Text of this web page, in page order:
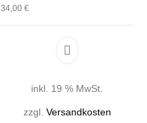
34,00 €
inkl. 19 % MwSt.
zzgl. Versandkosten